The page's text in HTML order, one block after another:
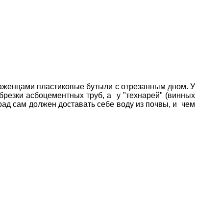
пластиковые бутыли с отрезанным дном. У
асбоцементных труб, а у "технарей" (винных
сам должен доставать себе воду из почвы, и чем